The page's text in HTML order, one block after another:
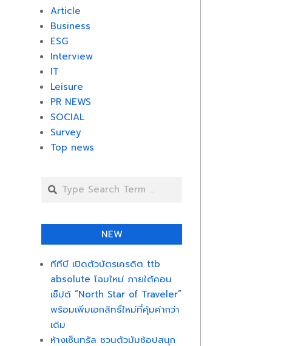
Article
Business
ESG
Interview
IT
Leisure
PR NEWS
SOCIAL
Survey
Top news
Search
NEW
ทีทีบี เปิดตัวบัตรเครดิต ttb
absolute โฉมใหม่ ภายใต้คอน
เซ็ปต์ “North Star of Traveler”
พร้อมเพิ่มเอกสิทธิ์ใหม่ที่คุ้มค่ากว่า
เดิม
ห้างเซ็นทรัล ชวนตัวมัมช้อปสนุก